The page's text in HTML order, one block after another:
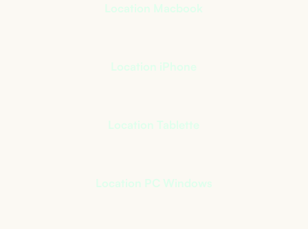
Location Macbook
Location iPhone
Location Tablette
Location PC Windows